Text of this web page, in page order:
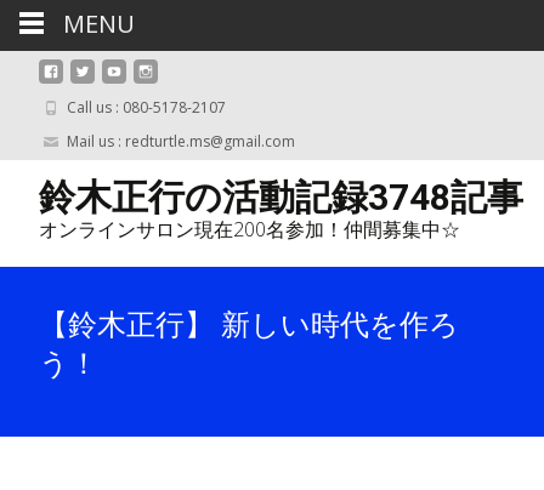
Call us : 080-5178-2107
Mail us : redturtle.ms@gmail.com
鈴木正行の活動記録3748記事
オンラインサロン現在200名参加！仲間募集中☆
【鈴木正行】 新しい時代を作ろ
う！
MENU